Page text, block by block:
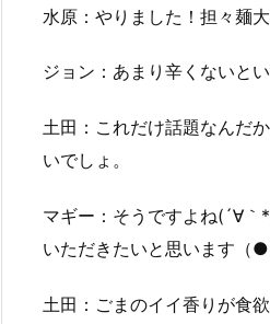
水原：やりました！担々麺大
ジョン：あまり辛くないと
土田：これだけ話題なんだ
いでしょ。
マギー：そうですよね(´∀
いただきたいと思います（
土田：ごまのイイ香りが食